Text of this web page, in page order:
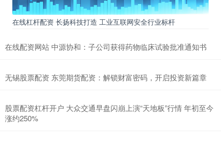
在线杠杆配资 长扬科技打造 工业互联网安全行业标杆
在线配资网站 中源协和：子公司获得药物临床试验批准通知书
无锡股票配资 东莞期货配资：解锁财富密码，开启投资新篇章
股票配资杠杆开户 大众交通早盘闪崩上演“天地板”行情 年初至今
涨约250%